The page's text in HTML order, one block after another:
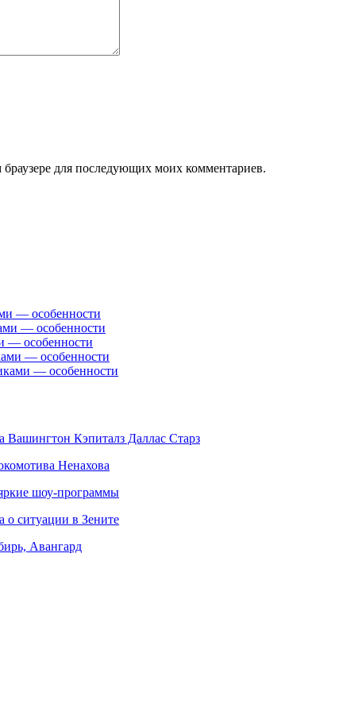
для последующих моих комментариев.
— особенности
— особенности
— особенности
— особенности
— особенности
Вашингтон Кэпиталз Даллас Старз
Ненахова
шоу-программы
о ситуации в Зените
Авангард